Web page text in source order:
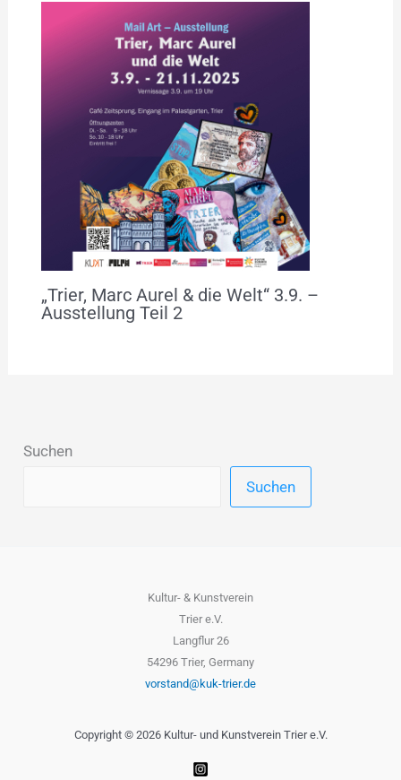
„Trier, Marc Aurel & die Welt“ 3.9. –
Ausstellung Teil 2
Suchen
Suchen
Kultur- & Kunstverein
Trier e.V.
Langflur 26
54296 Trier, Germany
vorstand@kuk-trier.de
Copyright © 2026 Kultur- und Kunstverein Trier e.V.